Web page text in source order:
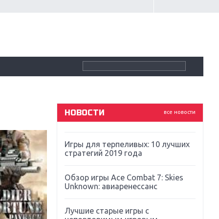
все новости
НОВОСТИ
Souls
Far Cry 5: хвалить нельзя ругать
Игры для терпеливых: 10 лучших
стратегий 2019 года
Обзор игры Ace Combat 7: Skies
Unknown: авиаренессанс
Лучшие старые игры с